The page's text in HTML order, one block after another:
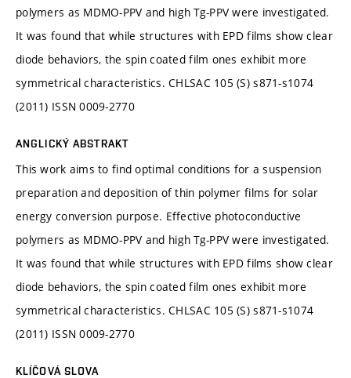
polymers as MDMO-PPV and high Tg-PPV were investigated.
It was found that while structures with EPD films show clear
diode behaviors, the spin coated film ones exhibit more
symmetrical characteristics. CHLSAC 105 (S) s871-s1074
(2011) ISSN 0009-2770
ANGLICKÝ ABSTRAKT
This work aims to find optimal conditions for a suspension
preparation and deposition of thin polymer films for solar
energy conversion purpose. Effective photoconductive
polymers as MDMO-PPV and high Tg-PPV were investigated.
It was found that while structures with EPD films show clear
diode behaviors, the spin coated film ones exhibit more
symmetrical characteristics. CHLSAC 105 (S) s871-s1074
(2011) ISSN 0009-2770
KLÍČOVÁ SLOVA